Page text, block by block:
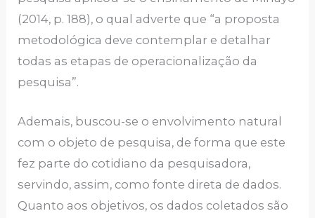
(2014, p. 188), o qual adverte que “a proposta
metodológica deve contemplar e detalhar
todas as etapas de operacionalização da
pesquisa”.
Ademais, buscou-se o envolvimento natural
com o objeto de pesquisa, de forma que este
fez parte do cotidiano da pesquisadora,
servindo, assim, como fonte direta de dados.
Quanto aos objetivos, os dados coletados são